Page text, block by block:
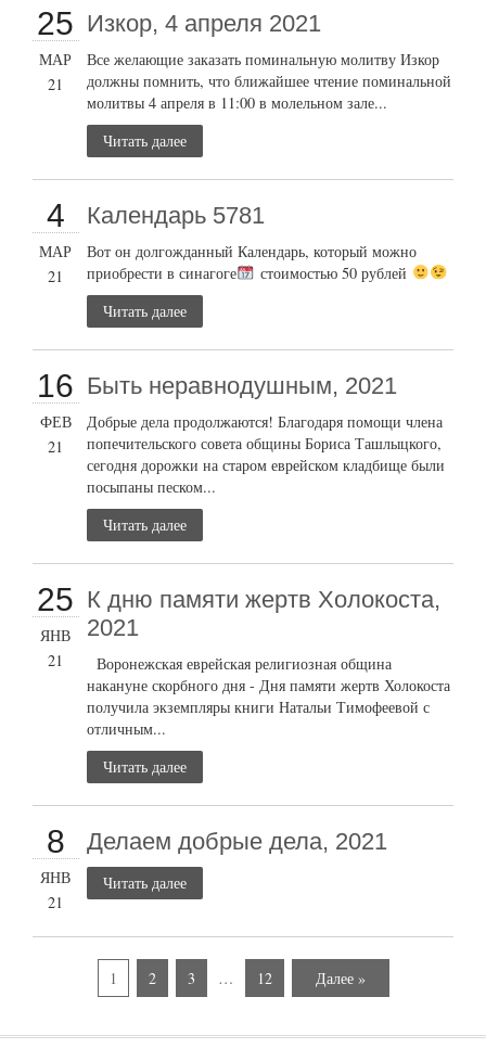
25
МАР
21
Изкор, 4 апреля 2021
Все желающие заказать поминальную молитву Изкор
должны помнить, что ближайшее чтение поминальной
молитвы 4 апреля в 11:00 в молельном зале...
Читать далее
4
МАР
21
Календарь 5781
Вот он долгожданный Календарь, который можно
приобрести в синагоге
стоимостью 50 рублей
Читать далее
16
ФЕВ
21
Быть неравнодушным, 2021
Добрые дела продолжаются! Благодаря помощи члена
попечительского совета общины Бориса Ташлыцкого,
сегодня дорожки на старом еврейском кладбище были
посыпаны песком...
Читать далее
25
ЯНВ
21
К дню памяти жертв Холокоста,
2021
Воронежская еврейская религиозная община
накануне скорбного дня - Дня памяти жертв Холокоста
получила экземпляры книги Натальи Тимофеевой с
отличным...
Читать далее
8
ЯНВ
21
Делаем добрые дела, 2021
Читать далее
1 2 3 … 12 Далее »